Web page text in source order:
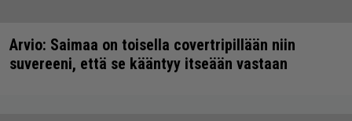
Arvio: Saimaa on toisella covertripillään niin
suvereeni, että se kääntyy itseään vastaan